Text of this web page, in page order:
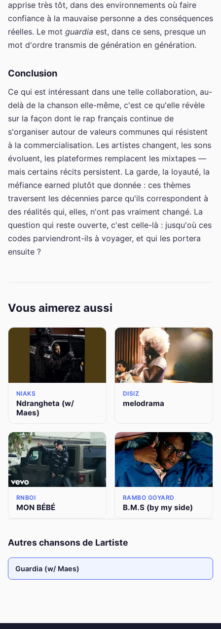
apprise très tôt, dans des environnements où faire
confiance à la mauvaise personne a des conséquences
réelles. Le mot guardia est, dans ce sens, presque un
mot d'ordre transmis de génération en génération.
Conclusion
Ce qui est intéressant dans une telle collaboration, au-
delà de la chanson elle-même, c'est ce qu'elle révèle
sur la façon dont le rap français continue de
s'organiser autour de valeurs communes qui résistent
à la commercialisation. Les artistes changent, les sons
évoluent, les plateformes remplacent les mixtapes —
mais certains récits persistent. La garde, la loyauté, la
méfiance earned plutôt que donnée : ces thèmes
traversent les décennies parce qu'ils correspondent à
des réalités qui, elles, n'ont pas vraiment changé. La
question qui reste ouverte, c'est celle-là : jusqu'où ces
codes parviendront-ils à voyager, et qui les portera
ensuite ?
Vous aimerez aussi
NIAKS
Ndrangheta (w/
Maes)
DISIZ
melodrama
RNBOI
MON BÉBÉ
RAMBO GOYARD
B.M.S (by my side)
Autres chansons de Lartiste
Guardia (w/ Maes)